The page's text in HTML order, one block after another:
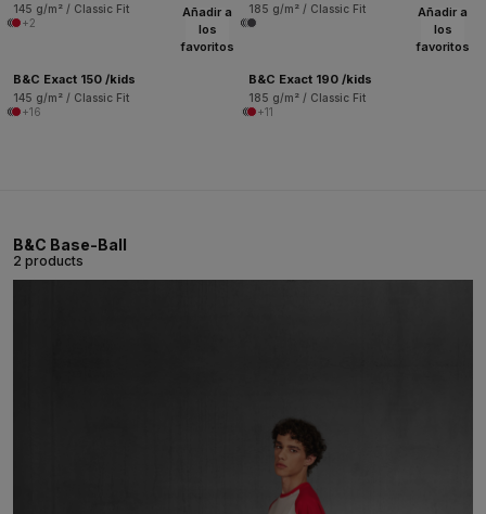
145 g/m² / Classic Fit
+2
185 g/m² / Classic Fit
Añadir a
los
favoritos
B&C Exact 150 /kids
145 g/m² / Classic Fit
+16
Añadir a
los
favoritos
B&C Exact 190 /kids
185 g/m² / Classic Fit
+11
B&C Base-Ball
2 products